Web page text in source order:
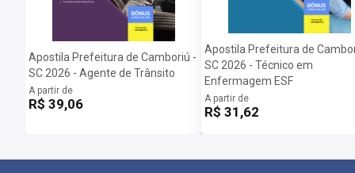
Apostila Prefeitura de Camboriú -
SC 2026 - Agente de Trânsito
A partir de
R$ 39,06
Apostila Prefeitura de
SC 2026 - Técnico em
Enfermagem ESF
A partir de
R$ 31,62